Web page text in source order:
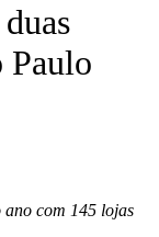
Paulo
ano com 145 lojas